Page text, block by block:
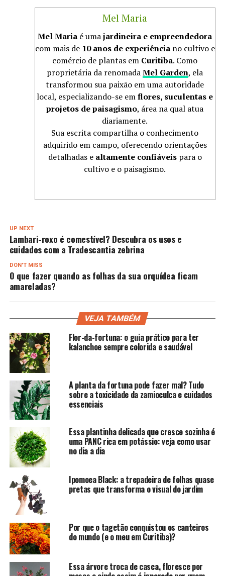
Mel Maria
Mel Maria é umajardineira e empreendedora
com mais de 10 anos de experiênciano cultivo e
comércio de plantas em Curitiba. Como
proprietária da renomadaMel Garden, ela
transformou sua paixão em uma autoridade
local, especializando-se emflores, suculentas e
projetos de paisagismo, área na qual atua
diariamente.
Sua escrita compartilha o conhecimento
adquirido em campo, oferecendo orientações
detalhadas e altamente confiáveispara o
cultivo e o paisagismo.
UP NEXT
Lambari-roxo é comestível? Descubra os usos e
cuidados com a Tradescantia zebrina
DON'T MISS
O que fazer quando as folhas da sua orquídea ficam
amareladas?
VEJA TAMBÉM
Flor-da-fortuna: o guia prático para ter
kalanchoe sempre colorida e saudável
A planta da fortuna pode fazer mal? Tudo
sobre a toxicidade da zamioculca e cuidados
essenciais
Essa plantinha delicada que cresce sozinha é
uma PANC rica em potássio: veja como usar
no dia a dia
Ipomoea Black: a trepadeira de folhas quase
pretas que transforma o visual do jardim
Por que o tagetão conquistou os canteiros
do mundo (e o meu em Curitiba)?
Essa árvore troca de casca, floresce por